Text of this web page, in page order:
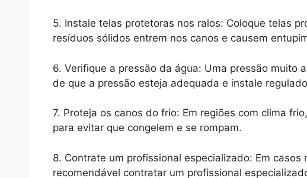
5. Instale telas protetoras nos ralos: Coloque telas
resíduos sólidos entrem nos canos e causem
6. Verifique a pressão da água: Uma pressão
de que a pressão esteja adequada e instale
7. Proteja os canos do frio: Em regiões com clima
para evitar que congelem e se rompam.
8. Contrate um profissional especializado: Em
recomendável contratar um profissional